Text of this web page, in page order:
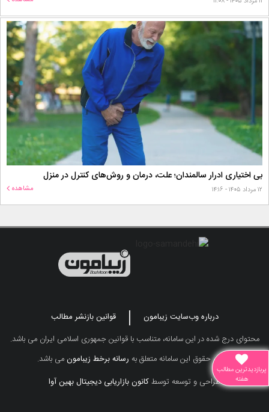
بی اختیاری ادرار سالمندان؛ علت، درمان و روش‌های کنترل در منزل
۱۲ مرداد ۱۴۰۵ - ۱۴:۱۶ مشاهده
درباره وب‌سایت زیبامون
قوانین بازنشر مطالب
محتوای درج شده در این سامانه، متناسب با قوانین جمهوری اسلامی ایران می باشد.
تمامی حقوق این سامانه متعلق به رسانه برخط زیبامونمی باشد.
طراحی و توسعه توسطکانون بازاریابی دیجیتال بهین آوا
پربازدیدترین مطالب
هفته